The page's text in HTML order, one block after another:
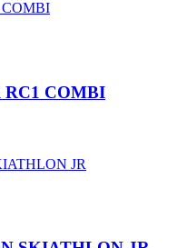
COMBI